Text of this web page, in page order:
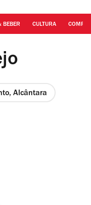
BEBER CULTURA
Alcântara